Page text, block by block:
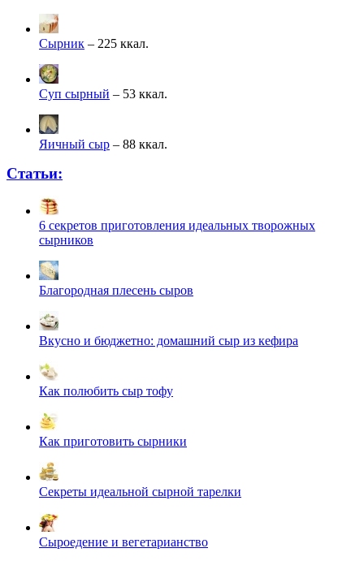
Сырник – 225 ккал.
Суп сырный – 53 ккал.
Яичный сыр – 88 ккал.
Статьи:
6 секретов приготовления идеальных творожных
сырников
Благородная плесень сыров
Вкусно и бюджетно: домашний сыр из кефира
Как полюбить сыр тофу
Как приготовить сырники
Секреты идеальной сырной тарелки
Сыроедение и вегетарианство